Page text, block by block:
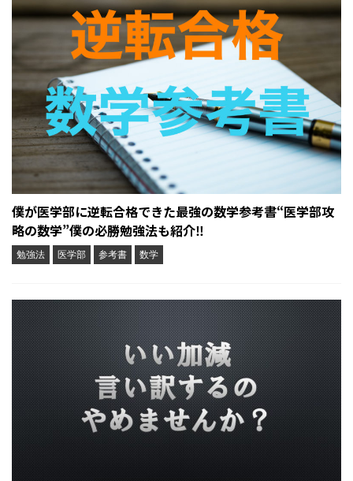
僕が医学部に逆転合格できた最強の数学参考書“医学部攻
略の数学”僕の必勝勉強法も紹介‼︎
勉強法 医学部 参考書 数学